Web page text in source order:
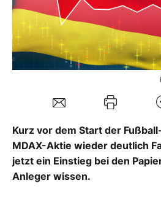
Mein Konto
Folgen Sie uns
Kontakt
Kurz vor dem Start der
MDAX-Aktie wieder deutlich
jetzt ein Einstieg bei den
Anleger wissen.